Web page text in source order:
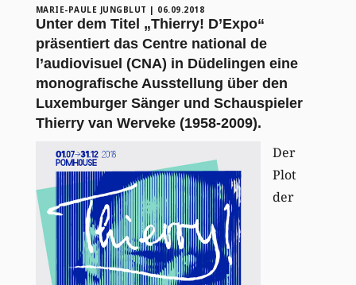
MARIE-PAULE JUNGBLUT | 06.09.2018
Unter dem Titel „Thierry! D’Expo“
präsentiert das Centre national de
l’audiovisuel (CNA) in Düdelingen eine
monografische Ausstellung über den
Luxemburger Sänger und Schauspieler
Thierry van Werveke (1958-2009).
Der
Plot
der